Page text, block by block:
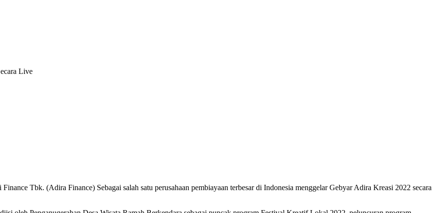
Live
Tbk. (Adira Finance) Sebagai salah satu perusahaan pembiayaan terbesar di Indonesia menggelar Gebyar Adira Kreasi 2022 secara